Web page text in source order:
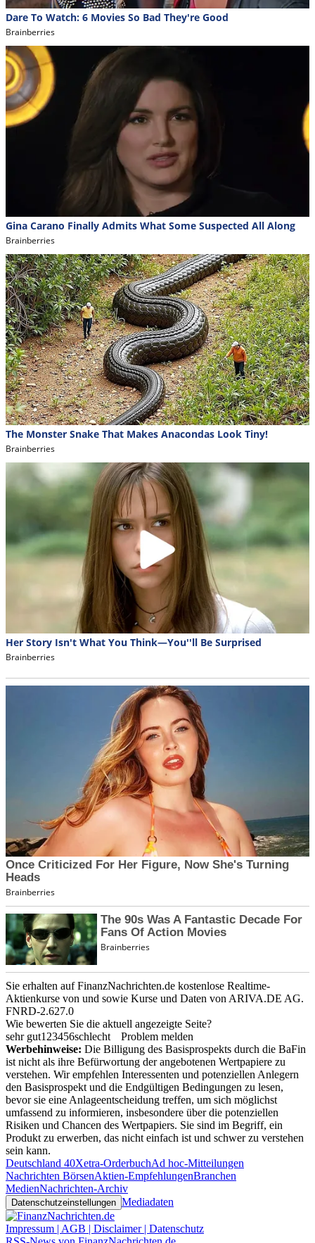
Sie erhalten auf FinanzNachrichten.de kostenlose Realtime-
Aktienkurse von und sowie Kurse und Daten von ARIVA.DE AG.
FNRD-2.627.0
Wie bewerten Sie die aktuell angezeigte Seite?
sehr gut1 23456schlecht
Problem melden
Werbehinweise: Die Billigung des Basisprospekts durch die BaFin
ist nicht als ihre Befürwortung der angebotenen Wertpapiere zu
verstehen. Wir empfehlen Interessenten und potenziellen Anlegern
den Basisprospekt und die Endgültigen Bedingungen zu lesen,
bevor sie eine Anlageentscheidung treffen, um sich möglichst
umfassend zu informieren, insbesondere über die potenziellen
Risiken und Chancen des Wertpapiers. Sie sind im Begriff, ein
Produkt zu erwerben, das nicht einfach ist und schwer zu verstehen
sein kann.
Deutschland 40Xetra-OrderbuchAd hoc-Mitteilungen
Nachrichten BörsenAktien-EmpfehlungenBranchen
MedienNachrichten-Archiv
Datenschutzeinstellungen Mediadaten
Impressum | AGB | Disclaimer | Datenschutz